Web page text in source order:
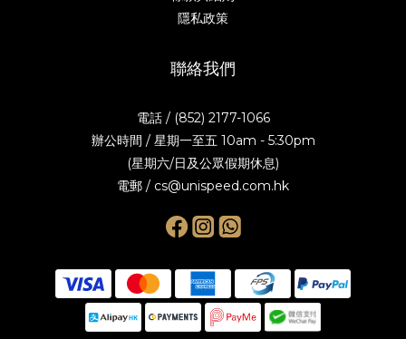
隱私政策
聯絡我們
電話 / (852) 2177-1066
辦公時間 / 星期一至五 10am - 5:30pm
(星期六/日及公眾假期休息)
電郵 / cs@unispeed.com.hk